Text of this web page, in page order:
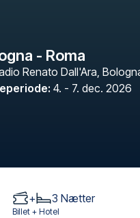
- Roma
Renato Dall'Ara,
: 4. - 7. dec. 2026
+ 3 Nætter
Billet + Hotel